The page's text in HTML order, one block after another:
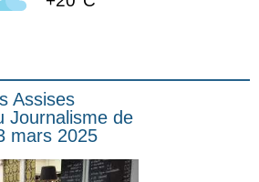
Assises
Journalisme de
mars 2025